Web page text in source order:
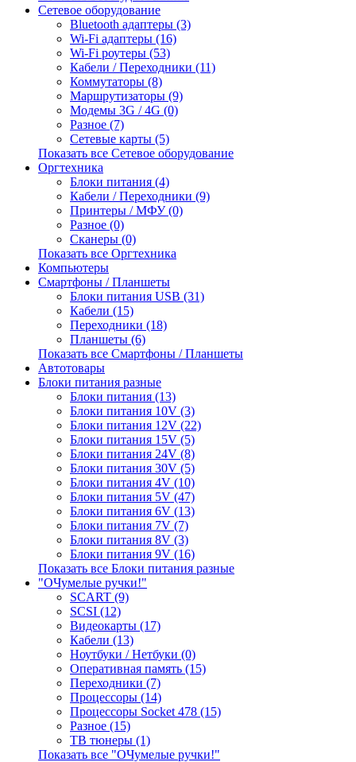
Сетевое оборудование
Bluetooth адаптеры (3)
Wi-Fi адаптеры (16)
Wi-Fi роутеры (53)
Кабели / Переходники (11)
Коммутаторы (8)
Маршрутизаторы (9)
Модемы 3G / 4G (0)
Разное (7)
Сетевые карты (5)
Показать все Сетевое оборудование
Оргтехника
Блоки питания (4)
Кабели / Переходники (9)
Принтеры / МФУ (0)
Разное (0)
Сканеры (0)
Показать все Оргтехника
Компьютеры
Смартфоны / Планшеты
Блоки питания USB (31)
Кабели (15)
Переходники (18)
Планшеты (6)
Показать все Смартфоны / Планшеты
Автотовары
Блоки питания разные
Блоки питания (13)
Блоки питания 10V (3)
Блоки питания 12V (22)
Блоки питания 15V (5)
Блоки питания 24V (8)
Блоки питания 30V (5)
Блоки питания 4V (10)
Блоки питания 5V (47)
Блоки питания 6V (13)
Блоки питания 7V (7)
Блоки питания 8V (3)
Блоки питания 9V (16)
Показать все Блоки питания разные
"ОЧумелые ручки!"
SCART (9)
SCSI (12)
Видеокарты (17)
Кабели (13)
Ноутбуки / Нетбуки (0)
Оперативная память (15)
Переходники (7)
Процессоры (14)
Процессоры Socket 478 (15)
Разное (15)
ТВ тюнеры (1)
Показать все "ОЧумелые ручки!"